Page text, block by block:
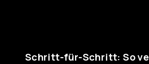
Schritt-für-Schritt: So